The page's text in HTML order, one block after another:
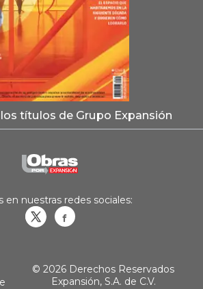
títulos de Grupo Expansión
en nuestras redes sociales:
© 2026 Derechos Reservados
Expansión, S.A. de C.V.